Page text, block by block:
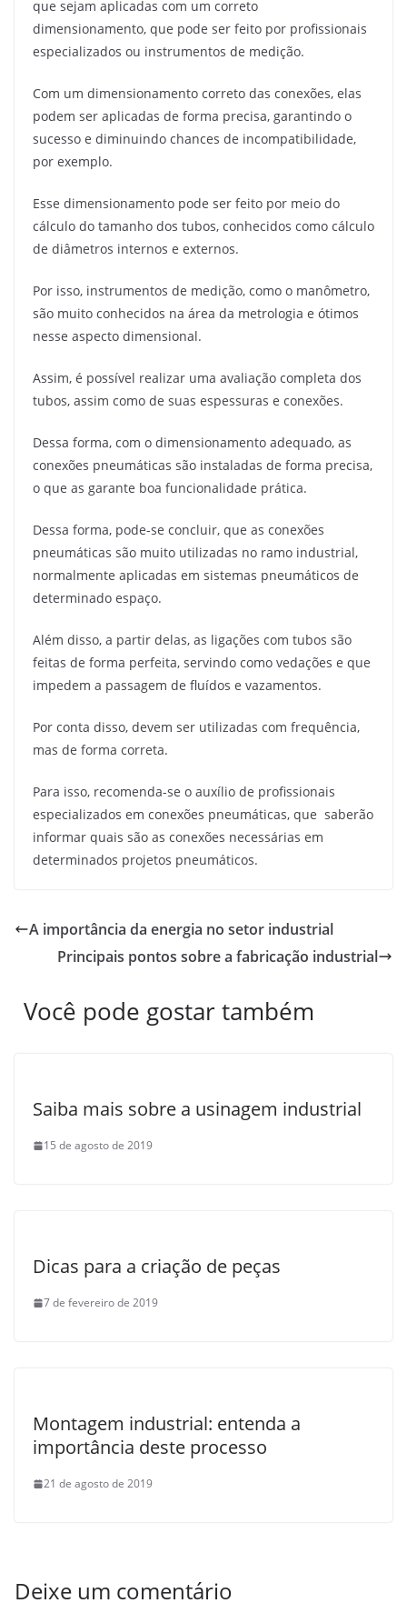
que sejam aplicadas com um correto
dimensionamento, que pode ser feito por profissionais
especializados ou instrumentos de medição.
Com um dimensionamento correto das conexões, elas
podem ser aplicadas de forma precisa, garantindo o
sucesso e diminuindo chances de incompatibilidade,
por exemplo.
Esse dimensionamento pode ser feito por meio do
cálculo do tamanho dos tubos, conhecidos como cálculo
de diâmetros internos e externos.
Por isso, instrumentos de medição, como o manômetro,
são muito conhecidos na área da metrologia e ótimos
nesse aspecto dimensional.
Assim, é possível realizar uma avaliação completa dos
tubos, assim como de suas espessuras e conexões.
Dessa forma, com o dimensionamento adequado, as
conexões pneumáticas são instaladas de forma precisa,
o que as garante boa funcionalidade prática.
Dessa forma, pode-se concluir, que as conexões
pneumáticas são muito utilizadas no ramo industrial,
normalmente aplicadas em sistemas pneumáticos de
determinado espaço.
Além disso, a partir delas, as ligações com tubos são
feitas de forma perfeita, servindo como vedações e que
impedem a passagem de fluídos e vazamentos.
Por conta disso, devem ser utilizadas com frequência,
mas de forma correta.
Para isso, recomenda-se o auxílio de profissionais
especializados em conexões pneumáticas, que saberão
informar quais são as conexões necessárias em
determinados projetos pneumáticos.
A importância da energia no setor industrial
Principais pontos sobre a fabricação industrial
Você pode gostar também
Saiba mais sobre a usinagem industrial
15 de agosto de 2019
Dicas para a criação de peças
7 de fevereiro de 2019
Montagem industrial: entenda a
importância deste processo
21 de agosto de 2019
Deixe um comentário